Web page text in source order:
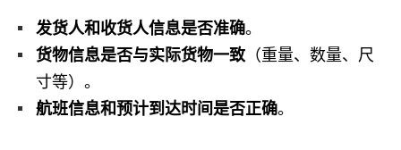
发货人和收货人信息是否准确。
货物信息是否与实际货物一致（重量、数量、尺
寸等）。
航班信息和预计到达时间是否正确。